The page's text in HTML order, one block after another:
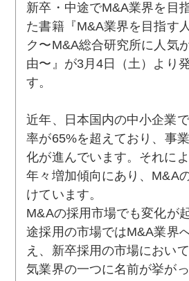
新卒・中途でM&A業界を目
た書籍『M&A業界を目指す
ク〜M&A総合研究所に人気
由〜』が3月4日（土）より
す。
近年、日本国内の中小企業
率が65%を超えており、事
化が進んでいます。それに
年々増加傾向にあり、M&A
けています。
M&Aの採用市場でも変化が
途採用の市場ではM&A業界
え、新卒採用の市場におい
気業界の一つに名前が挙がっ